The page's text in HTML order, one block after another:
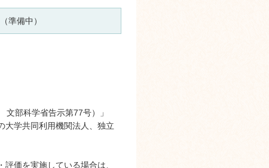
（準備中）
部科学省告示第77号）」
大学共同利用機関法人、独立
価を実施している場合は、